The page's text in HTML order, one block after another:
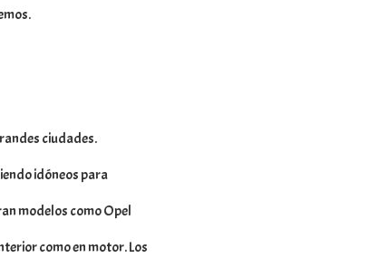
ciudades.
idóneos para
modelos como Opel
como en motor. Los